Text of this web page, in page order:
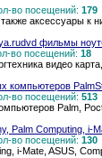
во посещений: 179
аксессуары к
фильмы
во посещений: 18
видео
компьютеров
во посещений: 513
Palm,
Palm Computing, i-
во посещений: 130
i-Mate, ASUS,